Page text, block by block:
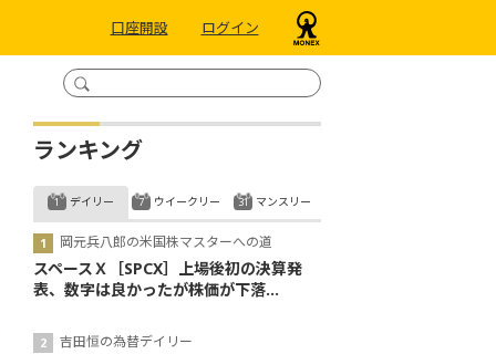
口座開設 ログイン
ランキング
デイリー
岡元兵八郎の米国株マスターへの道
スペースＸ［SPCX］上場後初の決算発
表、数字は良かったが株価が下落...
吉田恒の為替デイリー
ウイークリー マンスリー